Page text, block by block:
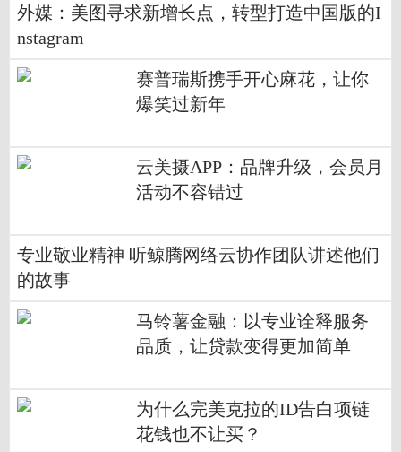
外媒：美图寻求新增长点，转型打造中国版的I
nstagram
赛普瑞斯携手开心麻花，让你
爆笑过新年
云美摄APP：品牌升级，会员月
活动不容错过
专业敬业精神 听鲸腾网络云协作团队讲述他们
的故事
马铃薯金融：以专业诠释服务
品质，让贷款变得更加简单
为什么完美克拉的ID告白项链
花钱也不让买？